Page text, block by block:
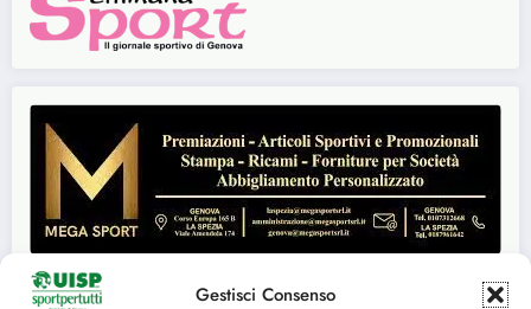
Gestisci Consenso